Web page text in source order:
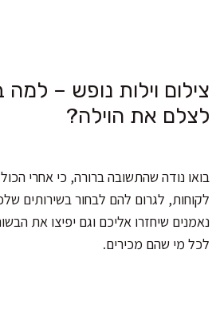
צילום וילות נופש –
לצלם את הוילה?
בואו נודה שהתשובה ברורה, כי אחרי
לקוחות, לגרום להם לבחור בשירותים
נאמנים שיחזרו אליכם וגם יפיצו את
לכל מי שהם מכירים.